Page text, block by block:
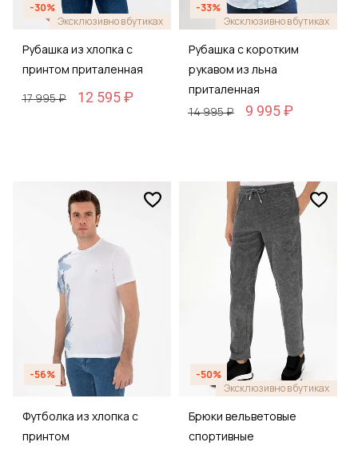
-30%
Эксклюзивно в бутиках
Рубашка из хлопка с
принтом приталенная
17 995 ₽
12 595 ₽
-33%
Эксклюзивно в бутиках
Рубашка с коротким
рукавом из льна
приталенная
14 995 ₽
9 995 ₽
-56%
Футболка из хлопка с
принтом
-50%
Эксклюзивно в бутиках
Брюки вельветовые
спортивные